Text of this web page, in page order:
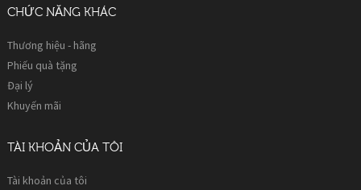
CHỨC NĂNG KHÁC
Thương hiệu - hãng
Phiếu quà tặng
Đại lý
Khuyến mãi
TÀI KHOẢN CỦA TÔI
Tài khoản của tôi